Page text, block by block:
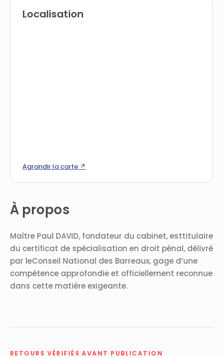
À propos
Maître Paul DAVID, fondateur du cabinet, esttitulaire
du certificat de spécialisation en droit pénal, délivré
par leConseil National des Barreaux, gage d’une
compétence approfondie et officiellement reconnue
dans cette matière exigeante.
RETOURS VÉRIFIÉS AVANT PUBLICATION
Localisation
Agrandir la carte ↗